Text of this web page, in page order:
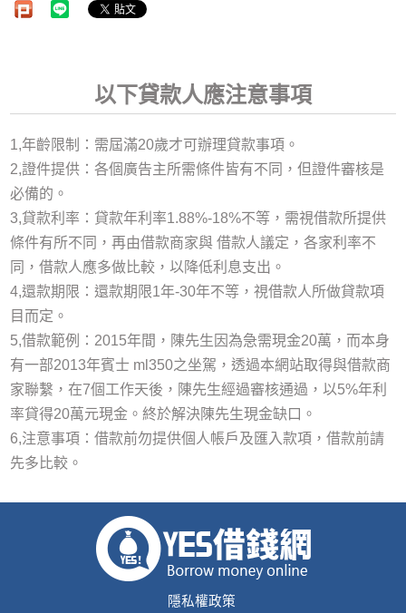
以下貸款人應注意事項
1,年齡限制：需屆滿20歲才可辦理貸款事項。
2,證件提供：各個廣告主所需條件皆有不同，但證件審核是
必備的。
3,貸款利率：貸款年利率1.88%-18%不等，需視借款所提供
條件有所不同，再由借款商家與 借款人議定，各家利率不
同，借款人應多做比較，以降低利息支出。
4,還款期限：還款期限1年-30年不等，視借款人所做貸款項
目而定。
5,借款範例：2015年間，陳先生因為急需現金20萬，而本身
有一部2013年賓士 ml350之坐駕，透過本網站取得與借款商
家聯繫，在7個工作天後，陳先生經過審核通過，以5%年利
率貸得20萬元現金。終於解決陳先生現金缺口。
6,注意事項：借款前勿提供個人帳戶及匯入款項，借款前請
先多比較。
隱私權政策